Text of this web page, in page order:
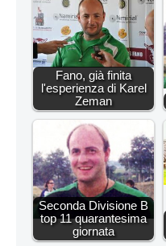
Fano, già finita
l'esperienza di Karel
Zeman
Seconda Divisione B
top 11 quarantesima
giornata